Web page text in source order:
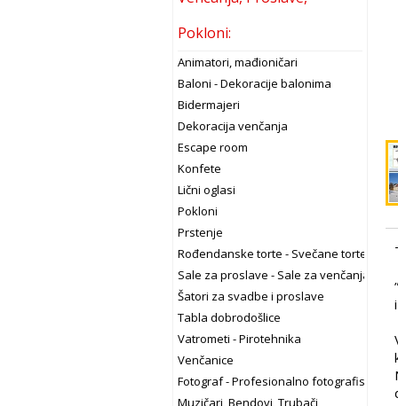
Pokloni:
Animatori, mađioničari
Baloni - Dekoracije balonima
Bidermajeri
Dekoracija venčanja
Escape room
Konfete
Lični oglasi
Pokloni
Prstenje
Rođendanske torte - Svečane torte
Sale za proslave - Sale za venčanja
Šatori za svadbe i proslave
Tabla dobrodošlice
Vatrometi - Pirotehnika
Venčanice
Fotograf - Profesionalno fotografisanje
Muzičari, Bendovi, Trubači